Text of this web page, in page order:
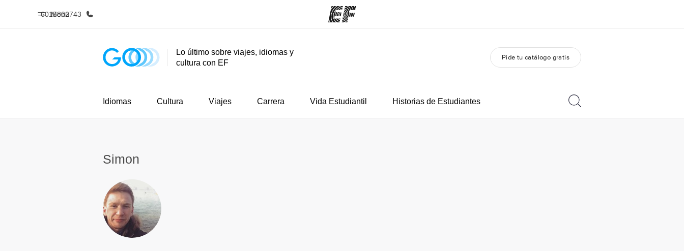
Menú
6015802743
Inicio Programas Sobre nosotros Trabajos
Lo último sobre viajes, idiomas y
cultura con EF
Pide tu catálogo gratis
Idiomas Cultura Viajes Carrera Vida Estudiantil Historias de Estudiantes
Simon